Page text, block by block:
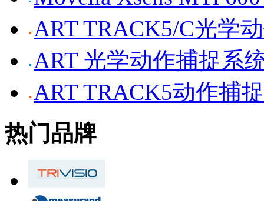
ART TRACK5/C光学
ART 光学动作捕捉系
ART TRACK5动作捕
热门品牌